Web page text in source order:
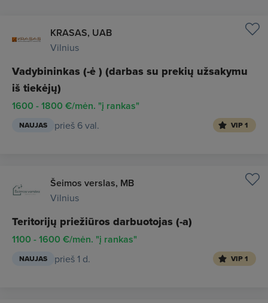
KRASAS, UAB
Vilnius
Vadybininkas (-ė ) (darbas su prekių užsakymu
iš tiekėjų)
1600 - 1800 €/mėn. "į rankas"
NAUJAS prieš 6 val. VIP 1
Šeimos verslas, MB
Vilnius
Teritorijų priežiūros darbuotojas (-a)
1100 - 1600 €/mėn. "į rankas"
NAUJAS prieš 1 d. VIP 1